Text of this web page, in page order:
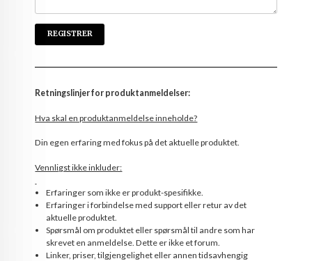
Retningslinjer for produktanmeldelser:
Hva skal en produktanmeldelse inneholde?
Din egen erfaring med fokus på det aktuelle produktet.
Vennligst ikke inkluder:
Erfaringer som ikke er produkt-spesifikke.
Erfaringer i forbindelse med support eller retur av det
aktuelle produktet.
Spørsmål om produktet eller spørsmål til andre som har
skrevet en anmeldelse. Dette er ikke et forum.
Linker, priser, tilgjengelighet eller annen tidsavhengig